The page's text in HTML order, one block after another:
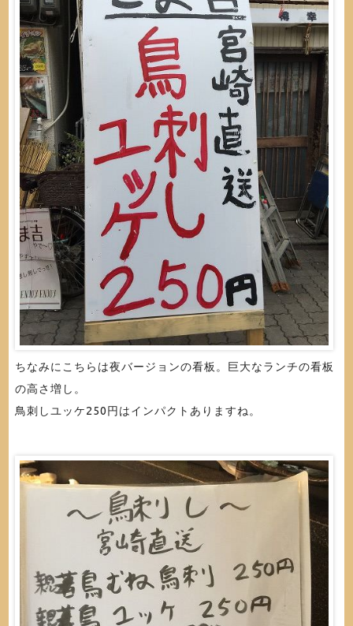
ちなみにこちらは夜バージョンの看板。巨大なランチの看板
の高さ増し。
鳥刺しユッケ250円はインパクトありますね。